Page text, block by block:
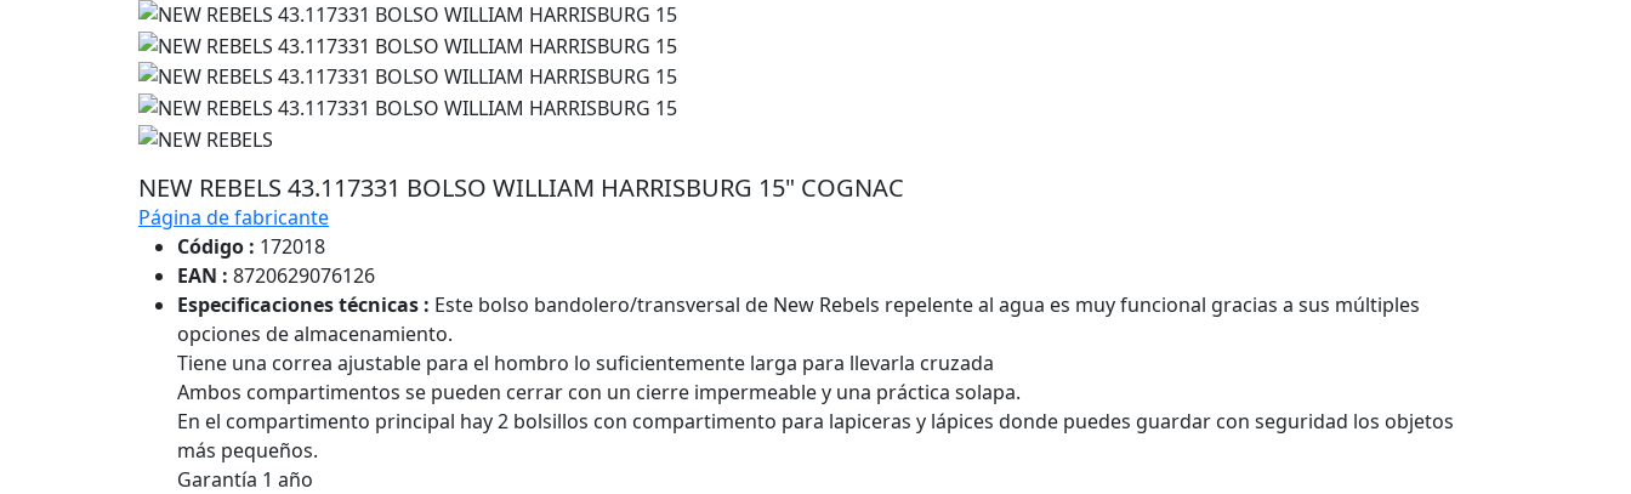
NEW REBELS 43.117331 BOLSO WILLIAM HARRISBURG 15" COGNAC
Página de fabricante
Código : 172018
EAN : 8720629076126
Especificaciones técnicas : Este bolso bandolero/transversal de New Rebels repelente al agua es muy funcional gracias a sus múltiples
opciones de almacenamiento.
Tiene una correa ajustable para el hombro lo suficientemente larga para llevarla cruzada
Ambos compartimentos se pueden cerrar con un cierre impermeable y una práctica solapa.
En el compartimento principal hay 2 bolsillos con compartimento para lapiceras y lápices donde puedes guardar con seguridad los objetos
más pequeños.
Garantía 1 año